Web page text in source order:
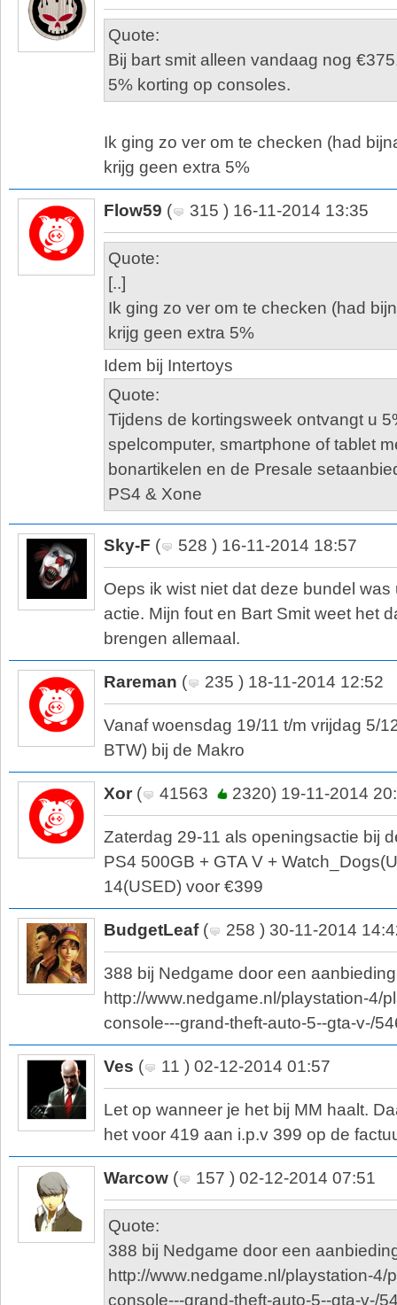
Quote:
Bij bart smit alleen vandaag nog
5% korting op consoles.
Ik ging zo ver om te checken (had
krijg geen extra 5%
Flow59 ( 315 ) 16-11-2014 13:35
Quote:
[..]
Ik ging zo ver om te checken (had
krijg geen extra 5%
Idem bij Intertoys
Quote:
Tijdens de kortingsweek ontvangt u
spelcomputer, smartphone of tablet
bonartikelen en de Presale
PS4 & Xone
Sky-F ( 528 ) 16-11-2014 18:57
Oeps ik wist niet dat deze bundel
actie. Mijn fout en Bart Smit weet het
brengen allemaal.
Rareman ( 235 ) 18-11-2014 12:52
Vanaf woensdag 19/11 t/m vrijdag 5/
BTW) bij de Makro
Xor ( 41563 2320) 19-11-2014
Zaterdag 29-11 als openingsactie bij
PS4 500GB + GTA V +
14(USED) voor €399
BudgetLeaf( 258 ) 30-11-2014
388 bij Nedgame door een
http://www.nedgame.nl/playstation-4/
console---grand-theft-auto-5--gta-v-/
Ves ( 11 ) 02-12-2014 01:57
Let op wanneer je het bij MM haalt.
het voor 419 aan i.p.v 399 op de
Warcow ( 157 ) 02-12-2014 07:51
Quote:
388 bij Nedgame door een
http://www.nedgame.nl/playstation-4/
console---grand-theft-auto-5--gta-v-/